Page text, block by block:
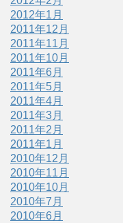
2012年1月
2011年12月
2011年11月
2011年10月
2011年6月
2011年5月
2011年4月
2011年3月
2011年2月
2011年1月
2010年12月
2010年11月
2010年10月
2010年7月
2010年6月